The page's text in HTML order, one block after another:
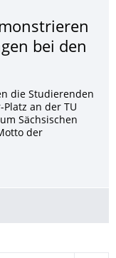
bei den
die Studierenden
an der TU
Sächsischen
der